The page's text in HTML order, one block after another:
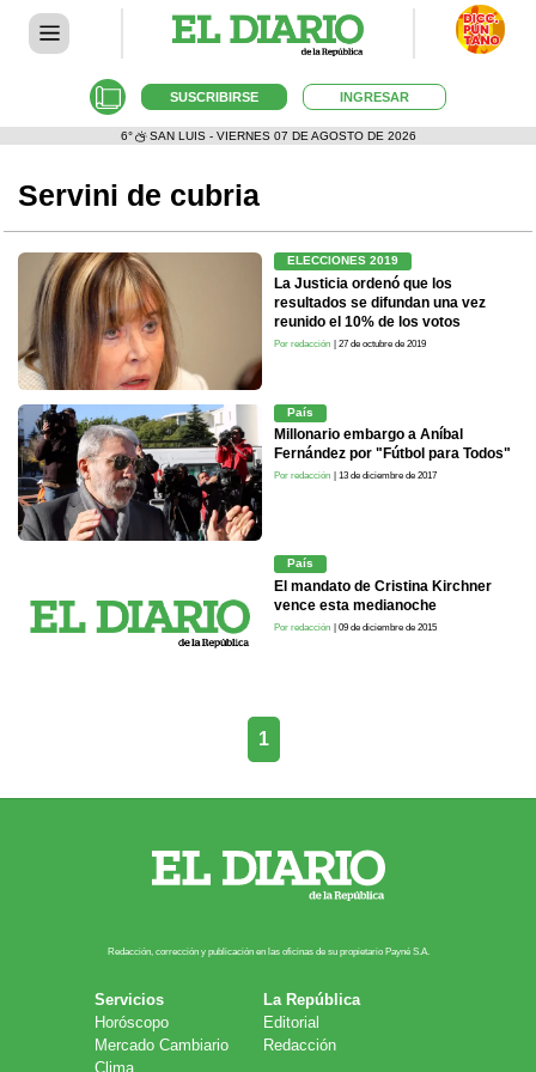
SUSCRIBIRSE INGRESAR
6° SAN LUIS - VIERNES 07 DE AGOSTO DE 2026
Servini de cubria
ELECCIONES 2019
La Justicia ordenó que los
resultados se difundan una vez
reunido el 10% de los votos
Por redacción | 27 de octubre de 2019
País
Millonario embargo a Aníbal
Fernández por "Fútbol para Todos"
Por redacción | 13 de diciembre de 2017
País
El mandato de Cristina Kirchner
vence esta medianoche
Por redacción | 09 de diciembre de 2015
1
Redacción, corrección y publicación en las oficinas de su propietario Payn​é S.A.
Servicios
Horóscopo
Mercado Cambiario
Clima
La República
Editorial
Redacción